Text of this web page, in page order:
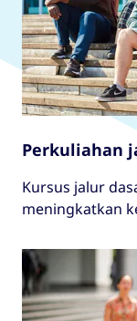
Perkuliahan
Kursus jalur
meningkatkan